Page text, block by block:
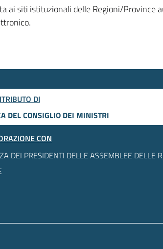
ai siti istituzionali delle Regioni/Province
DI
DEL CONSIGLIO DEI MINISTRI
CON
DEI PRESIDENTI DELLE ASSEMBLEE DELLE